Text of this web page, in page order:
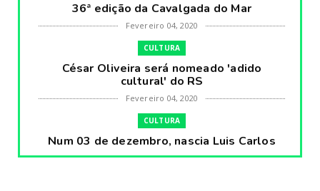
36ª edição da Cavalgada do Mar
Fevereiro 04, 2020
CULTURA
César Oliveira será nomeado 'adido
cultural' do RS
Fevereiro 04, 2020
CULTURA
Num 03 de dezembro, nascia Luis Carlos
Prestes, o Cavaleiro ...